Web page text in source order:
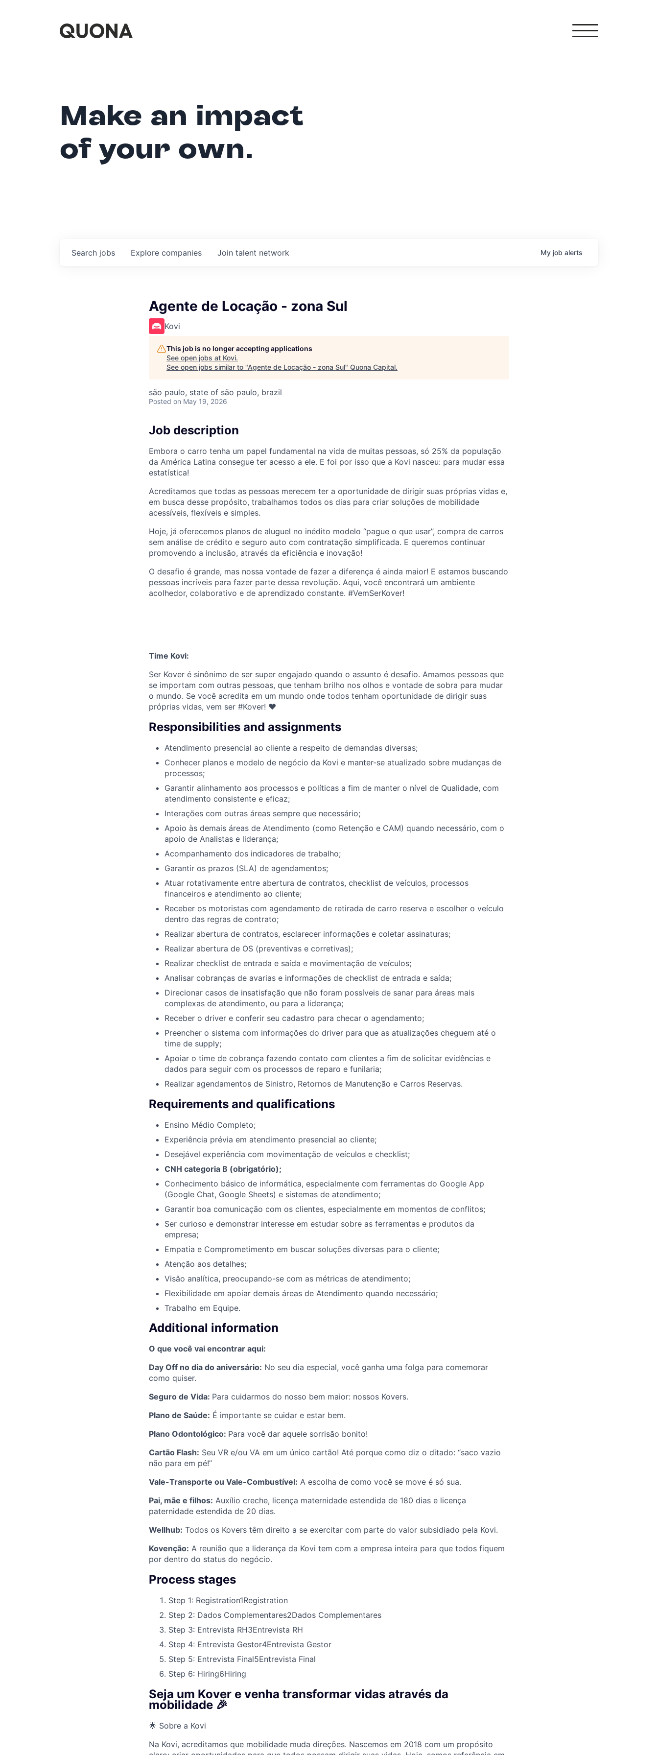
Make an impact
of your own.
Search jobs Explore companies Join talent network My job alerts
Agente de Locação - zona Sul
Kovi
This job is no longer accepting applications
See open jobs at Kovi.
See open jobs similar to "Agente de Locação - zona Sul" Quona Capital.
são paulo, state of são paulo, brazil
Posted on May 19, 2026
Job description
Embora o carro tenha um papel fundamental na vida de muitas pessoas, só 25% da população
da América Latina consegue ter acesso a ele. E foi por isso que a Kovi nasceu: para mudar essa
estatística!
Acreditamos que todas as pessoas merecem ter a oportunidade de dirigir suas próprias vidas e,
em busca desse propósito, trabalhamos todos os dias para criar soluções de mobilidade
acessíveis, flexíveis e simples.
Hoje, já oferecemos planos de aluguel no inédito modelo “pague o que usar”, compra de carros
sem análise de crédito e seguro auto com contratação simplificada. E queremos continuar
promovendo a inclusão, através da eficiência e inovação!
O desafio é grande, mas nossa vontade de fazer a diferença é ainda maior! E estamos buscando
pessoas incríveis para fazer parte dessa revolução. Aqui, você encontrará um ambiente
acolhedor, colaborativo e de aprendizado constante. #VemSerKover!
Time Kovi:
Ser Kover é sinônimo de ser super engajado quando o assunto é desafio. Amamos pessoas que
se importam com outras pessoas, que tenham brilho nos olhos e vontade de sobra para mudar
o mundo. Se você acredita em um mundo onde todos tenham oportunidade de dirigir suas
próprias vidas, vem ser #Kover! ♥
Responsibilities and assignments
Atendimento presencial ao cliente a respeito de demandas diversas;
Conhecer planos e modelo de negócio da Kovi e manter-se atualizado sobre mudanças de
processos;
Garantir alinhamento aos processos e políticas a fim de manter o nível de Qualidade, com
atendimento consistente e eficaz;
Interações com outras áreas sempre que necessário;
Apoio às demais áreas de Atendimento (como Retenção e CAM) quando necessário, com o
apoio de Analistas e liderança;
Acompanhamento dos indicadores de trabalho;
Garantir os prazos (SLA) de agendamentos;
Atuar rotativamente entre abertura de contratos, checklist de veículos, processos
financeiros e atendimento ao cliente;
Receber os motoristas com agendamento de retirada de carro reserva e escolher o veículo
dentro das regras de contrato;
Realizar abertura de contratos, esclarecer informações e coletar assinaturas;
Realizar abertura de OS (preventivas e corretivas);
Realizar checklist de entrada e saída e movimentação de veículos;
Analisar cobranças de avarias e informações de checklist de entrada e saída;
Direcionar casos de insatisfação que não foram possíveis de sanar para áreas mais
complexas de atendimento, ou para a liderança;
Receber o driver e conferir seu cadastro para checar o agendamento;
Preencher o sistema com informações do driver para que as atualizações cheguem até o
time de supply;
Apoiar o time de cobrança fazendo contato com clientes a fim de solicitar evidências e
dados para seguir com os processos de reparo e funilaria;
Realizar agendamentos de Sinistro, Retornos de Manutenção e Carros Reservas.
Requirements and qualifications
Ensino Médio Completo;
Experiência prévia em atendimento presencial ao cliente;
Desejável experiência com movimentação de veículos e checklist;
CNH categoria B (obrigatório);
Conhecimento básico de informática, especialmente com ferramentas do Google App
(Google Chat, Google Sheets) e sistemas de atendimento;
Garantir boa comunicação com os clientes, especialmente em momentos de conflitos;
Ser curioso e demonstrar interesse em estudar sobre as ferramentas e produtos da
empresa;
Empatia e Comprometimento em buscar soluções diversas para o cliente;
Atenção aos detalhes;
Visão analítica, preocupando-se com as métricas de atendimento;
Flexibilidade em apoiar demais áreas de Atendimento quando necessário;
Trabalho em Equipe.
Additional information
O que você vai encontrar aqui:
Day Off no dia do aniversário: No seu dia especial, você ganha uma folga para comemorar
como quiser.
Seguro de Vida: Para cuidarmos do nosso bem maior: nossos Kovers.
Plano de Saúde: É importante se cuidar e estar bem.
Plano Odontológico: Para você dar aquele sorrisão bonito!
Cartão Flash: Seu VR e/ou VA em um único cartão! Até porque como diz o ditado: “saco vazio
não para em pé!”
Vale-Transporte ou Vale-Combustível: A escolha de como você se move é só sua.
Pai, mãe e filhos: Auxílio creche, licença maternidade estendida de 180 dias e licença
paternidade estendida de 20 dias.
Wellhub: Todos os Kovers têm direito a se exercitar com parte do valor subsidiado pela Kovi.
Kovenção: A reunião que a liderança da Kovi tem com a empresa inteira para que todos fiquem
por dentro do status do negócio.
Process stages
Step 1: Registration1Registration
Step 2: Dados Complementares2Dados Complementares
Step 3: Entrevista RH3Entrevista RH
Step 4: Entrevista Gestor4Entrevista Gestor
Step 5: Entrevista Final5Entrevista Final
Step 6: Hiring6Hiring
Seja um Kover e venha transformar vidas através da
mobilidade 🎉
🌟 Sobre a Kovi
Na Kovi, acreditamos que mobilidade muda direções. Nascemos em 2018 com um propósito